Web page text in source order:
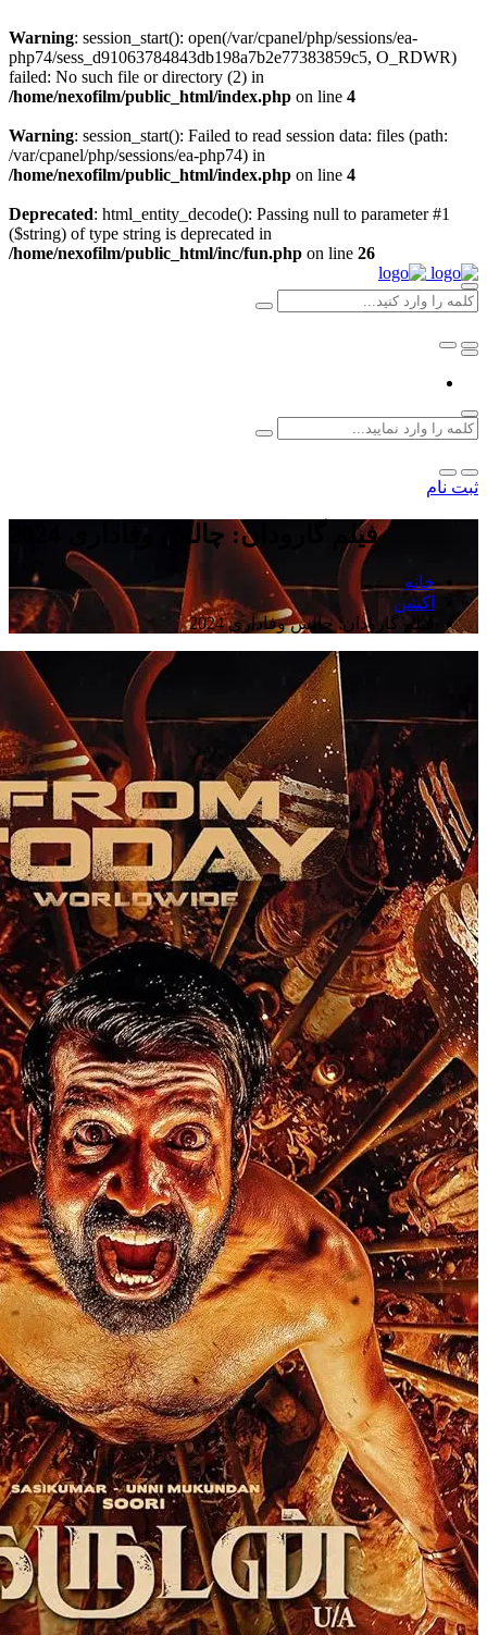
Warning: session_start(): open(/var/cpanel/php/sessions/ea-
php74/sess_d91063784843db198a7b2e77383859c5, O_RDWR)
failed: No such file or directory (2) in
/home/nexofilm/public_html/index.php on line 4
Warning: session_start(): Failed to read session data: files (path:
/var/cpanel/php/sessions/ea-php74) in
/home/nexofilm/public_html/index.php on line 4
Deprecated: html_entity_decode(): Passing null to parameter #1
($string) of type string is deprecated in
/home/nexofilm/public_html/inc/fun.php on line 26
ثبت نام
فیلم گارودان: چالش وفاداری 2024
خانه
اکشن
فیلم گارودان: چالش وفاداری 2024